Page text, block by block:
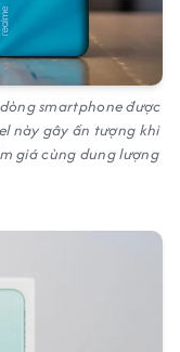
smartphone được
này gây ấn tượng khi
giá cùng dung lượng